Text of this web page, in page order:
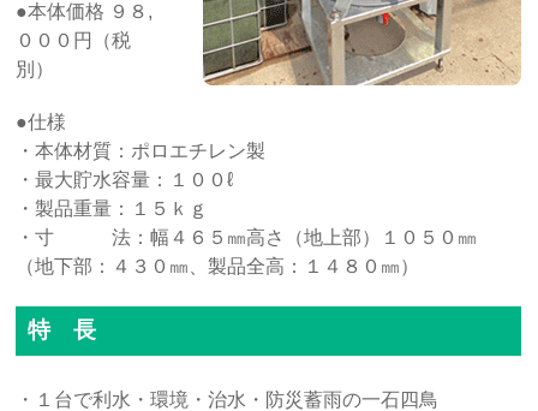
●本体価格 ９８,
０００円（税
別）
●仕様
・本体材質：ポロエチレン製
・最大貯水容量：１００ℓ
・製品重量：１５ｋｇ
・寸 法：幅４６５㎜高さ（地上部）１０５０㎜
（地下部：４３０㎜、製品全高：１４８０㎜）
特 長
・１台で利水・環境・治水・防災蓄雨の一石四鳥